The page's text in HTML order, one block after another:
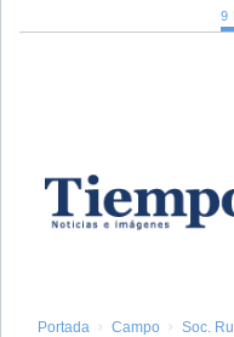
9
Portada Campo Soc.